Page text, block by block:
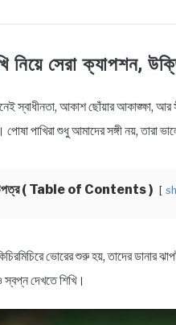
HEALTH &
নিয়ে সেরা
স্বাধীনতা, আকাশ ছোঁয়ার আকাঙ্ক্ষা,
পাখিরা শুধু আমাদের সঙ্গী নয়, তারা
( Table of Contents )
ভোরের শুরু হয়, তাদের
দেখতে শিখি।